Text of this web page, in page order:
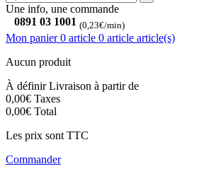
Une info, une commande
0891 03 1001 (0,23€/min)
Mon panier 0 article 0 article article(s)
Aucun produit
À définirLivraison à partir de
0,00€ Taxes
0,00€ Total
Les prix sont TTC
Commander